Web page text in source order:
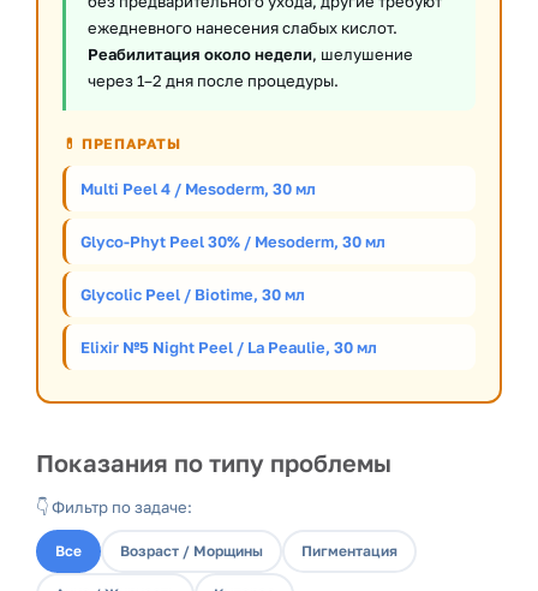
ежедневного нанесения слабых кислот.
Реабилитация около недели, шелушение
через 1–2 дня после процедуры.
💊 ПРЕПАРАТЫ
Multi Peel 4 / Mesoderm, 30 мл
Glyco-Phyt Peel 30% / Mesoderm, 30 мл
Glycolic Peel / Biotime, 30 мл
Elixir №5 Night Peel / La Peaulie, 30 мл
Показания по типу проблемы
👇 Фильтр по задаче:
Все Возраст / Морщины Пигментация